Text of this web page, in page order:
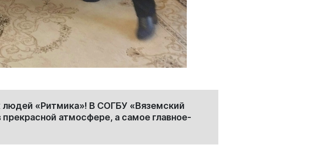
«Ритмика»! В СОГБУ «Вяземский
атмосфере, а самое главное-